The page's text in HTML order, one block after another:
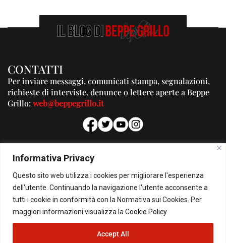
Informativa Privacy
Questo sito web utilizza i cookies per migliorare l'esperienza
dell'utente. Continuando la navigazione l'utente acconsente a
tutti i cookie in conformità con la Normativa sui Cookies. Per
maggiori informazioni visualizza la Cookie Policy
Accept All
CONTATTI
Per inviare messaggi, comunicati stampa, segnalazioni,
richieste di interviste, denunce o lettere aperte a Beppe
Grillo:web@beppegrillo.it
PUBBLICITA'
Per la tua pubblicità su questo Blog:
pubblicita@beppegrillo.it
© Copyright 2026 - Il Blog di Beppe Grillo. All Rights Reserved - Powered by